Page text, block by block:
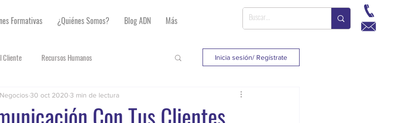
Formativas ¿Quiénes Somos? Blog ADN Más
Cliente Recursos Humanos Inicia sesión/ Regístrate
Con Tus Clientes
30 oct 2020 3 min de lectura